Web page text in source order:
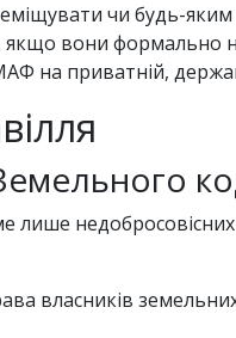
чи будь-
якщо вони
на приватній,
недобросовісних
власників